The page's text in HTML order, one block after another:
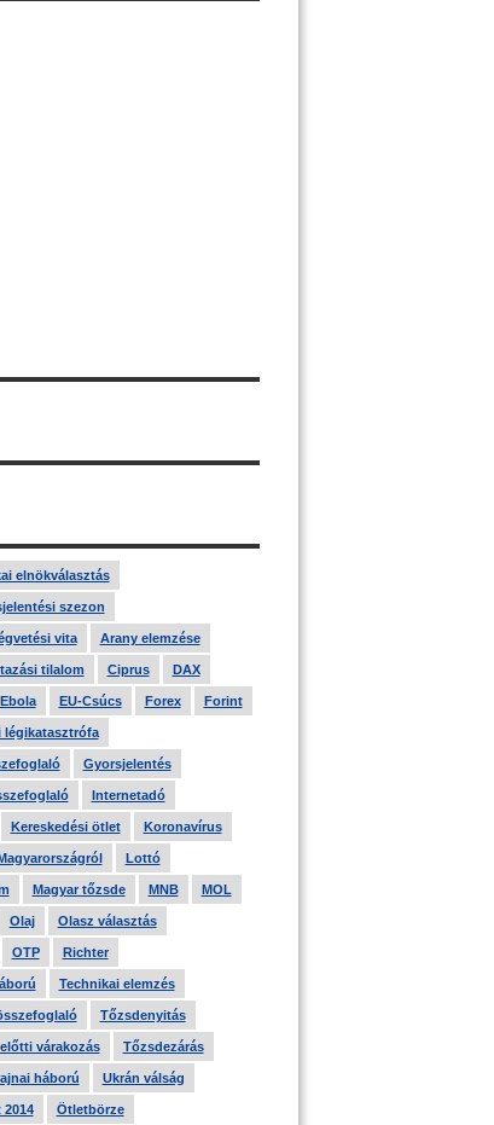
elnökválasztás
szezon
vita Arany elemzése
tilalom Ciprus DAX
Ebola EU-Csúcs Forex Forint
légikatasztrófa
Gyorsjelentés
Internetadó
Kereskedési ötlet Koronavírus
Lottó
Magyar tőzsde MNB MOL
Olaj Olasz választás
OTP Richter
Technikai elemzés
Tőzsdenyitás
várakozás Tőzsdezárás
háború Ukrán válság
Ötletbörze